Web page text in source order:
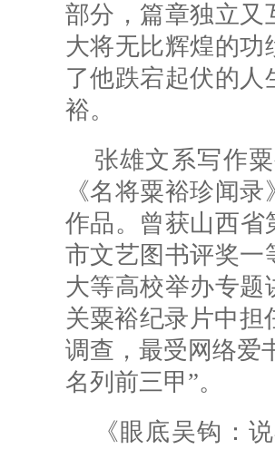
部分，篇章独立又
大将无比辉煌的功
了他跌宕起伏的
裕。
张雄文系写作
《名将粟裕珍闻
作品。曾获山西省
市文艺图书评奖一
大等高校举办专题
关粟裕纪录片中担
调查，最受网络爱
名列前三甲”。
《眼底吴钩：